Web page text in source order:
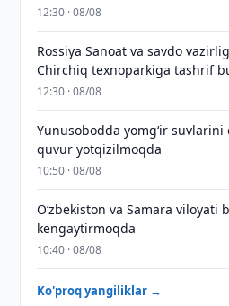
12:30 · 08/08
Rossiya Sanoat va savdo
Chirchiq texnoparkiga tashrif
12:30 · 08/08
Yunusobodda yomg‘ir
quvur yotqizilmoqda
10:50 · 08/08
Oʻzbekiston va Samara viloyati
kengaytirmoqda
10:40 · 08/08
Ko'proq yangiliklar →